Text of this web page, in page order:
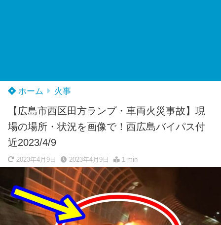
ホーム 火事
【広島市西区田方ランプ・車両火災事故】現
場の場所・状況を画像で！西広島バイパス付
近2023/4/9
2023年4月9日 2023年4月9日 1 min